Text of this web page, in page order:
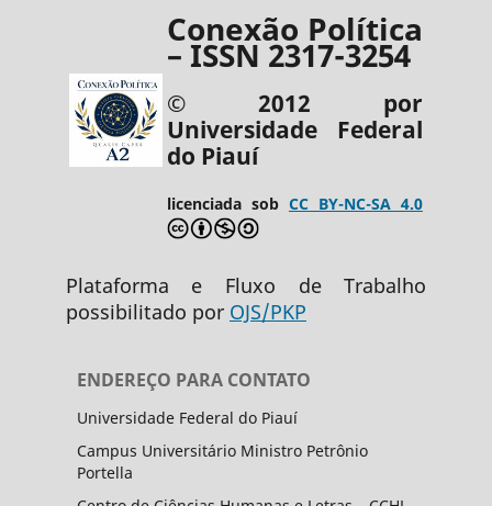
Conexão Política
– ISSN 2317-3254
© 2012 por
Universidade Federal
do Piauí
licenciada sob CC BY-NC-SA 4.0
Plataforma e Fluxo de Trabalho
possibilitado por OJS/PKP
ENDEREÇO PARA CONTATO
Universidade Federal do Piauí
Campus Universitário Ministro Petrônio
Portella